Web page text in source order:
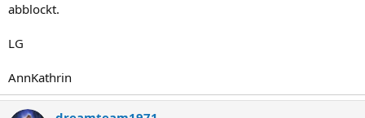
abblockt.
LG
AnnKathrin